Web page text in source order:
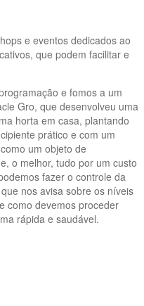
e eventos dedicados ao
que podem facilitar e
e fomos a um
Gro, que desenvolveu uma
horta em casa, plantando
prático e com um
um objeto de
o melhor, tudo por um custo
fazer o controle da
nos avisa sobre os níveis
como devemos proceder
rápida e saudável.